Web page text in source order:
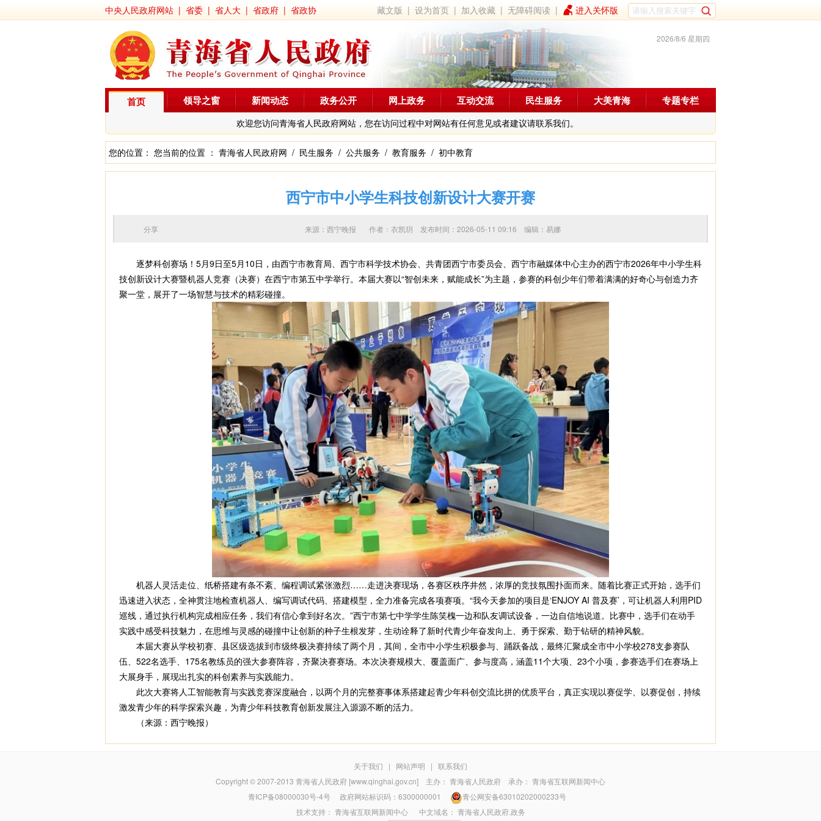
中央人民政府网站 | 省委 | 省人大 | 省政府 | 省政协 藏文版 |设为首页 | 加入收藏 |无障碍阅读 | 进入关怀版
2026/8/6 星期四
首页
欢迎您访问青海省人民政府网站，您在访问过程中对网站有任何意见或者建议请联系我们。
领导之窗 新闻动态 政务公开 网上政务 互动交流 民生服务 大美青海 专题专栏
您的位置： 您当前的位置 ： 青海省人民政府网 / 民生服务 / 公共服务 / 教育服务 / 初中教育
西宁市中小学生科技创新设计大赛开赛
来源：西宁晚报 作者： 衣凯玥 发布时间：2026-05-11 09:16 编辑：易娜
分享
逐梦科创赛场！5月9日至5月10日，由西宁市教育局、西宁市科学技术协会、共青团西宁市委员会、西宁市融媒体中心主办的西宁市2026年中小学生科
技创新设计大赛暨机器人竞赛（决赛）在西宁市第五中学举行。本届大赛以“智创未来，赋能成长”为主题，参赛的科创少年们带着满满的好奇心与创造力齐
聚一堂，展开了一场智慧与技术的精彩碰撞。
机器人灵活走位、纸桥搭建有条不紊、编程调试紧张激烈……走进决赛现场，各赛区秩序井然，浓厚的竞技氛围扑面而来。随着比赛正式开始，选手们
迅速进入状态，全神贯注地检查机器人、编写调试代码、搭建模型，全力准备完成各项赛项。“我今天参加的项目是‘ENJOY AI 普及赛’，可让机器人利用PID
巡线，通过执行机构完成相应任务，我们有信心拿到好名次。”西宁市第七中学学生陈笑槐一边和队友调试设备，一边自信地说道。比赛中，选手们在动手
实践中感受科技魅力，在思维与灵感的碰撞中让创新的种子生根发芽，生动诠释了新时代青少年奋发向上、勇于探索、勤于钻研的精神风貌。
本届大赛从学校初赛、县区级选拔到市级终极决赛持续了两个月，其间，全市中小学生积极参与、踊跃备战，最终汇聚成全市中小学校278支参赛队
伍、522名选手、175名教练员的强大参赛阵容，齐聚决赛赛场。本次决赛规模大、覆盖面广、参与度高，涵盖11个大项、23个小项，参赛选手们在赛场上
大展身手，展现出扎实的科创素养与实践能力。
此次大赛将人工智能教育与实践竞赛深度融合，以两个月的完整赛事体系搭建起青少年科创交流比拼的优质平台，真正实现以赛促学、以赛促创，持续
激发青少年的科学探索兴趣，为青少年科技教育创新发展注入源源不断的活力。
（来源：西宁晚报）
关于我们 | 网站声明 | 联系我们
Copyright © 2007-2013 青海省人民政府 [www.qinghai.gov.cn] 主办： 青海省人民政府 承办： 青海省互联网新闻中心
青ICP备08000030号-4号政府网站标识码：6300000001
青公网安备63010202000233号
技术支持： 青海省互联网新闻中心中文域名： 青海省人民政府.政务